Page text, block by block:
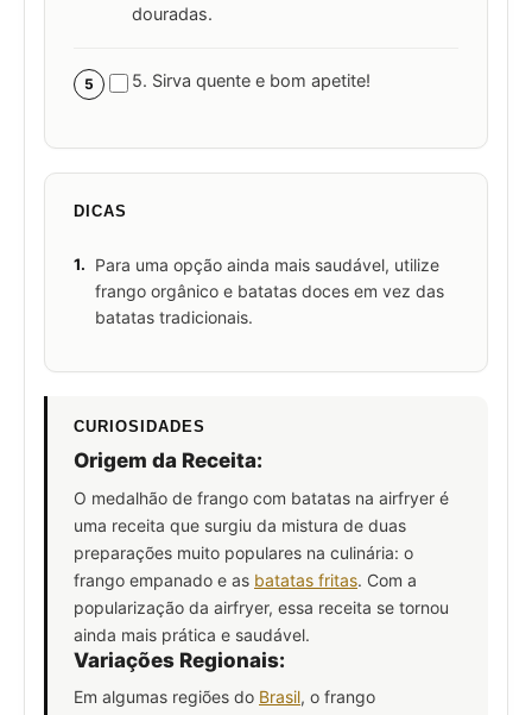
douradas.
5 5. Sirva quente e bom apetite!
DICAS
1.
Para uma opção ainda mais saudável, utilize
frango orgânico e batatas doces em vez das
batatas tradicionais.
CURIOSIDADES
Origem da Receita:
O medalhão de frango com batatas na airfryer é
uma receita que surgiu da mistura de duas
preparações muito populares na culinária: o
frango empanado e as batatas fritas. Com a
popularização da airfryer, essa receita se tornou
ainda mais prática e saudável.
Variações Regionais:
Em algumas regiões do Brasil, o frango